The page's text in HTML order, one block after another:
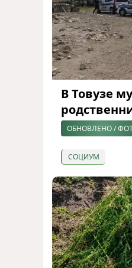
В Товузе
ОБНОВЛЕНО /
СОЦИУМ